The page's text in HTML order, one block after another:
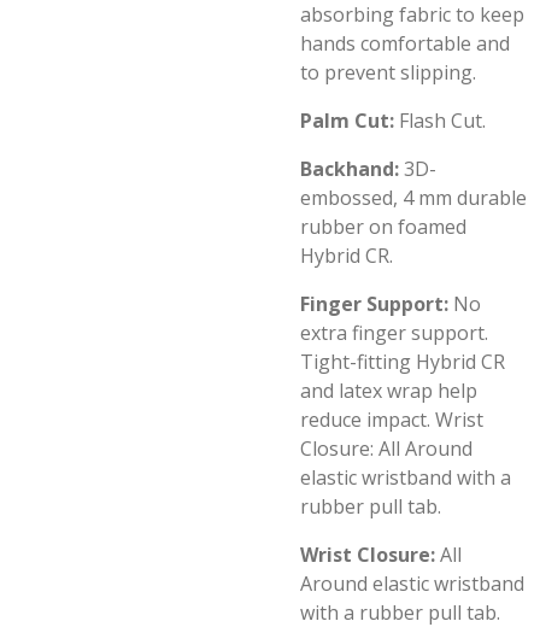
absorbing fabric to keep
hands comfortable and
to prevent slipping.
Palm Cut: Flash Cut.
Backhand:3D-
embossed, 4 mm durable
rubber on foamed
Hybrid CR.
Finger Support: No
extra finger support.
Tight-fitting Hybrid CR
and latex wrap help
reduce impact. Wrist
Closure: All Around
elastic wristband with a
rubber pull tab.
Wrist Closure:All
Around elastic wristband
with a rubber pull tab.